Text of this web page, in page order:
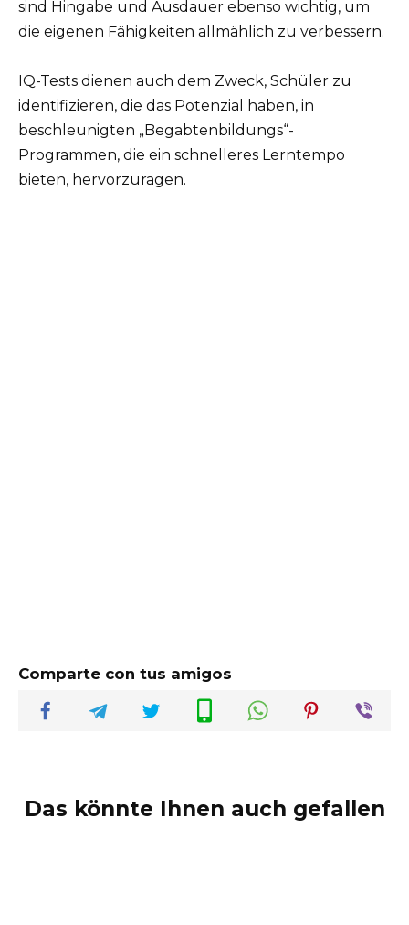
sind Hingabe und Ausdauer ebenso wichtig, um
die eigenen Fähigkeiten allmählich zu verbessern.
IQ-Tests dienen auch dem Zweck, Schüler zu
identifizieren, die das Potenzial haben, in
beschleunigten „Begabtenbildungs“-
Programmen, die ein schnelleres Lerntempo
bieten, hervorzuragen.
Comparte con tus amigos
Das könnte Ihnen auch gefallen